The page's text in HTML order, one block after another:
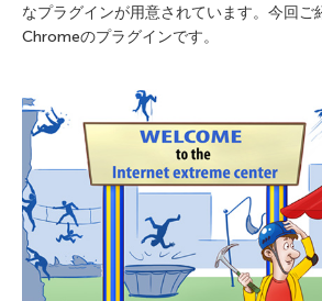
なプラグインが用意されています。今回ご
Chromeのプラグインです。